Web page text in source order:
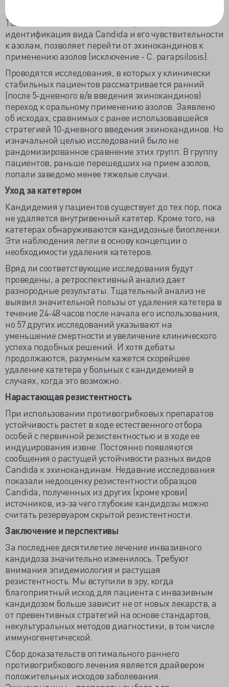
Только клиническая стабилизация пациента, а не
идентификация вида Candida и его чувствительности
к азолам, позволяет перейти от эхинокандинов к
применению азолов (исключение - C. parapsilosis).
Проводятся исследования, в которых у клинически
стабильных пациентов рассматривается ранний
(после 5-дневного в/в введения эхинокандинов)
переход к оральному применению азолов. Заявлено
об исходах, сравнимых с ранее использовавшейся
стратегией 10-дневного введения эхинокандинов. Но
изначальной целью исследований было не
рандомизированное сравнение этих групп. В группу
пациентов, раньше перешедших на прием азолов,
попали заведомо менее тяжелые случаи.
Уход за катетером
Кандидемия у пациентов существует до тех пор, пока
не удаляется внутривенный катетер. Кроме того, на
катетерах обнаруживаются кандидозные биопленки.
Эти наблюдения легли в основу концепции о
необходимости удаления катетеров.
Вряд ли соответствующие исследования будут
проведены, а ретроспективный анализ дает
разнородные результаты. Тщательный анализ не
выявил значительной пользы от удаления катетера в
течение 24-48 часов после начала его использования,
но 57 других исследований указывают на
уменьшение смертности и увеличение клинического
успеха подобных решений. И хотя дебаты
продолжаются, разумным кажется скорейшее
удаление катетера у больных с кандидемией в
случаях, когда это возможно.
Нарастающая резистентность
При использовании противогрибковых препаратов
устойчивость растет в ходе естественного отбора
особей с первичной резистентностью и в ходе ее
индуцирования извне. Постоянно появляются
сообщения о растущей устойчивости разных видов
Candida к эхинокандинам. Недавние исследования
показали недооценку резистентности образцов
Candida, полученных из других (кроме крови)
источников, из-за чего глубокие кандидозы можно
считать резервуаром скрытой резистентности.
Заключение и перспективы
За последнее десятилетие лечение инвазивного
кандидоза значительно изменилось. Требуют
внимания эпидемиология и растущая
резистентность. Мы вступили в эру, когда
благоприятный исход для пациента с инвазивным
кандидозом больше зависит не от новых лекарств, а
от превентивных стратегий на основе стандартов,
некультуральных методов диагностики, в том числе
иммуногенетической.
Сбор доказательств оптимального раннего
противогрибкового лечения является драйвером
положительных исходов заболевания.